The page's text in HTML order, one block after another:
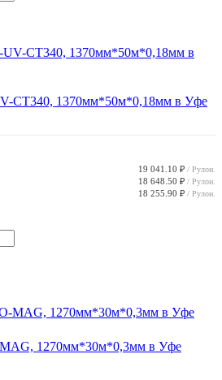
CT340, 1370мм*50м*0,18мм в Уфе
19 041.10 ₽ / Рулон.
18 648.50 ₽ / Рулон.
18 255.90 ₽ / Рулон.
1270мм*30м*0,3мм в Уфе